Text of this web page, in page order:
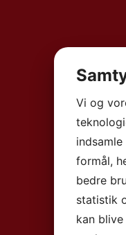
Vi og
formål,
bedre
statistik
kan